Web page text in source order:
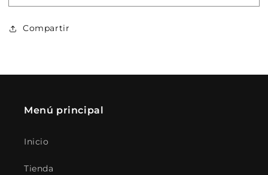
Compartir
Menú principal
Inicio
Tienda